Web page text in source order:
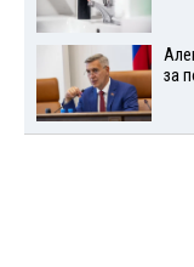
за